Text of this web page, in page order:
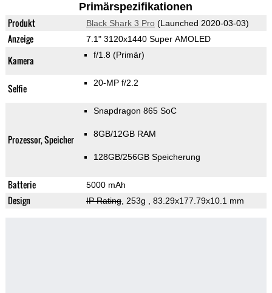
Primärspezifikationen
Produkt Black Shark 3 Pro(Launched 2020-03-03)
Anzeige 7.1" 3120x1440 Super AMOLED
Kamera f/1.8 (Primär)
Selfie 20-MP f/2.2
Prozessor, Speicher
Snapdragon 865 SoC
8GB/12GB RAM
128GB/256GB Speicherung
Batterie 5000 mAh
Design IP Rating, 253g , 83.29x177.79x10.1 mm